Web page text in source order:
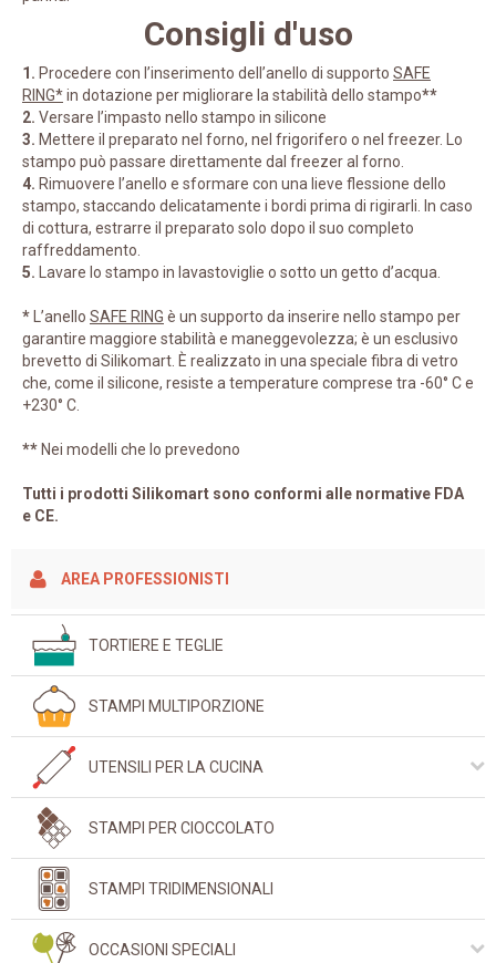
Consigli d'uso
1. Procedere con l’inserimento dell’anello di supporto SAFE
RING*in dotazione per migliorare la stabilità dello stampo**
2. Versare l’impasto nello stampo in silicone
3. Mettere il preparato nel forno, nel frigorifero o nel freezer. Lo
stampo può passare direttamente dal freezer al forno.
4. Rimuovere l’anello e sformare con una lieve flessione dello
stampo, staccando delicatamente i bordi prima di rigirarli. In caso
di cottura, estrarre il preparato solo dopo il suo completo
raffreddamento.
5. Lavare lo stampo in lavastoviglie o sotto un getto d’acqua.
* L’anello SAFE RING è un supporto da inserire nello stampo per
garantire maggiore stabilità e maneggevolezza; è un esclusivo
brevetto di Silikomart. È realizzato in una speciale fibra di vetro
che, come il silicone, resiste a temperature comprese tra -60° C e
+230° C.
** Nei modelli che lo prevedono
Tutti i prodotti Silikomart sono conformi alle normative FDA
e CE.
AREA PROFESSIONISTI
TORTIERE E TEGLIE
STAMPI MULTIPORZIONE
UTENSILI PER LA CUCINA
COLORANTI ALIMENTARI
COPERCHI ELASTICI CAPFLEX
COPERCHI SALVASCHIUMA TWIST
COPERCHI UFO
PENNELLI E SPATOLE
STAMPI PER CIOCCOLATO
STAMPI TRIDIMENSIONALI
OCCASIONI SPECIALI